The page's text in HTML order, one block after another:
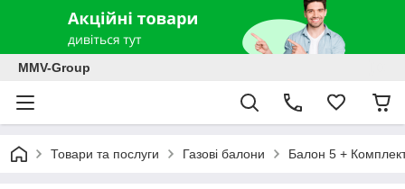
MMV-Group
Товари та послуги Газові балони Балон 5 +